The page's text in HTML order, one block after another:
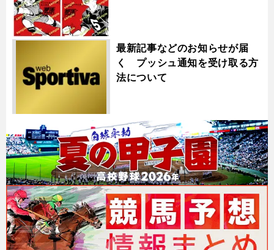
最新記事などのお知らせが届
く プッシュ通知を受け取る方
法について